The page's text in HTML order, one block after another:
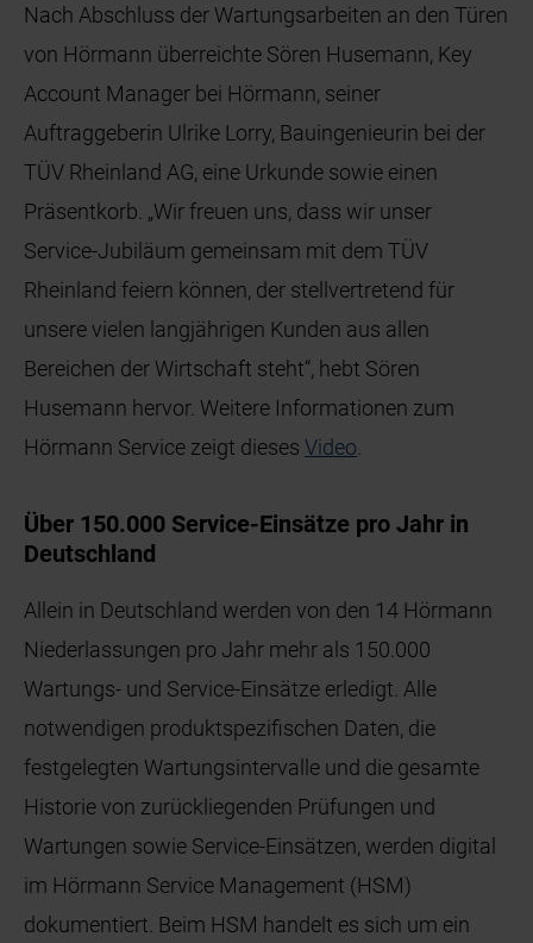
Nach Abschluss der Wartungsarbeiten an den Türen
von Hörmann überreichte Sören Husemann, Key
Account Manager bei Hörmann, seiner
Auftraggeberin Ulrike Lorry, Bauingenieurin bei der
TÜV Rheinland AG, eine Urkunde sowie einen
Präsentkorb. „Wir freuen uns, dass wir unser
Service-Jubiläum gemeinsam mit dem TÜV
Rheinland feiern können, der stellvertretend für
unsere vielen langjährigen Kunden aus allen
Bereichen der Wirtschaft steht“, hebt Sören
Husemann hervor. Weitere Informationen zum
Hörmann Service zeigt diesesVideo
Über 150.000 Service-Einsätze pro Jahr in
Deutschland
Allein in Deutschland werden von den 14 Hörmann
Niederlassungen pro Jahr mehr als 150.000
Wartungs- und Service-Einsätze erledigt. Alle
notwendigen produktspezifischen Daten, die
festgelegten Wartungsintervalle und die gesamte
Historie von zurückliegenden Prüfungen und
Wartungen sowie Service-Einsätzen, werden digital
im Hörmann Service Management (HSM)
dokumentiert. Beim HSM handelt es sich um ein